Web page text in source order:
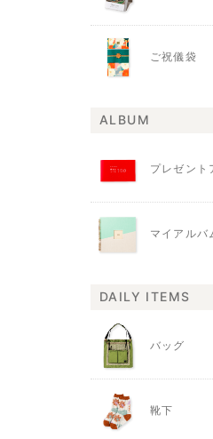
ご祝儀袋
ALBUM
プレゼント
マイアルバ
DAILY ITEMS
バッグ
靴下